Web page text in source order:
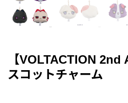
【VOLTACTION
スコットチャーム